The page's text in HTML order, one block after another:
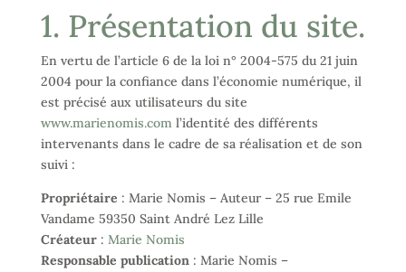
1. Présentation du site.
En vertu de l’article 6 de la loi n° 2004-575 du 21 juin
2004 pour la confiance dans l’économie numérique, il
est précisé aux utilisateurs du site
www.marienomis.coml’identité des différents
intervenants dans le cadre de sa réalisation et de son
suivi :
Propriétaire : Marie Nomis – Auteur – 25 rue Emile
Vandame 59350 Saint André Lez Lille
Créateur: Marie Nomis
Responsable publication: Marie Nomis –